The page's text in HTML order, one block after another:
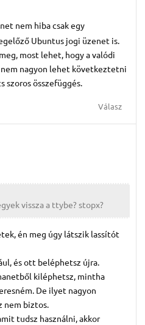
nem hiba csak egy
Ubuntus jogi üzenet is.
most lehet, hogy a valódi
nagyon lehet következtetni
szoros összefüggés.
Válasz
vissza a ttybe? stopx?
én meg úgy látszik lassítót
és ott beléphetsz újra.
kiléphetsz, mintha
De ilyet nagyon
nem biztos.
tudsz használni, akkor